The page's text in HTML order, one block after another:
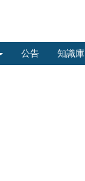
公告 知識庫